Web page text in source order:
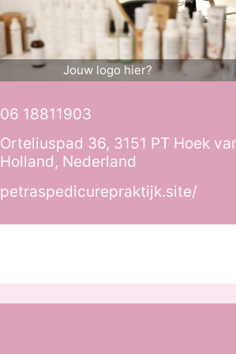
Jouw logo hier?
06 18811903
Orteliuspad 36, 3151 PT Hoek
Holland, Nederland
petraspedicurepraktijk.site/